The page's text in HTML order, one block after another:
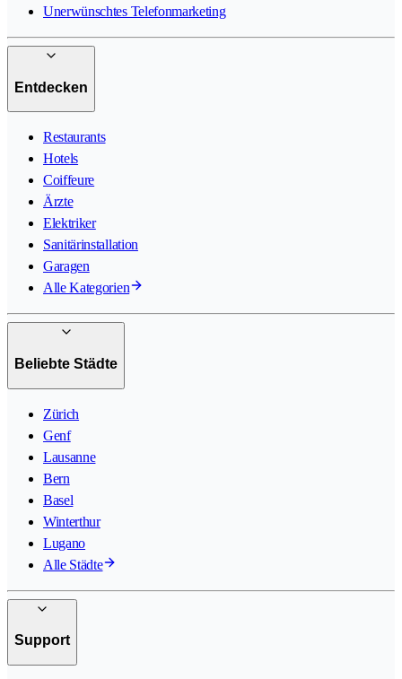
Unerwünschtes Telefonmarketing
Entdecken
Restaurants
Hotels
Coiffeure
Ärzte
Elektriker
Sanitärinstallation
Garagen
Alle Kategorien
Beliebte Städte
Zürich
Genf
Lausanne
Bern
Basel
Winterthur
Lugano
Alle Städte
Support